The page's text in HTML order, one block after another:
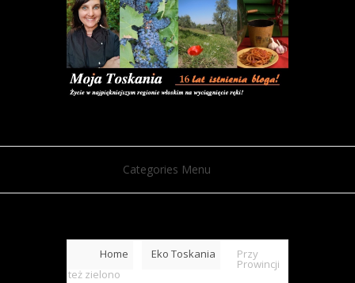
Categories Menu
Home Eko Toskania Przy
Prowincji
też zielono